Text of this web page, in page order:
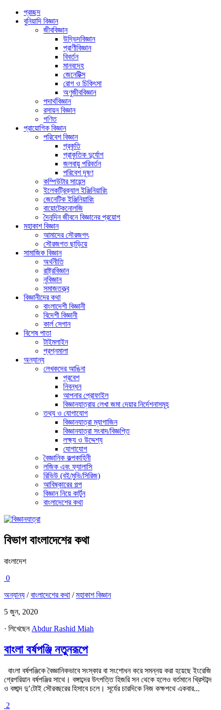
প্রচ্ছদ
বুনিয়াদি বিজ্ঞান
জীববিজ্ঞান
উদ্ভিদবিজ্ঞান
প্রাণীবিজ্ঞান
বিবর্তন
মানবদেহ
জেনেটিক্স
রোগ ও চিকিৎসা
অণুজীববিজ্ঞান
পদার্থবিজ্ঞান
রসায়ন বিজ্ঞান
গণিত
প্রায়োগিক বিজ্ঞান
পরিবেশ বিজ্ঞান
প্রকৃতি
প্রাকৃতিক দুর্যোগ
জলবায়ু পরিবর্তন
পরিবেশ দূষণ
কম্পিউটার সায়েন্স
ইলেকট্রিক্যাল ইঞ্জিনিয়ারিং
জেনেটিক ইঞ্জিনিয়ারিং
বায়োটেকনোলজি
দৈনন্দিন জীবনে বিজ্ঞানের প্রয়োগ
মহাকাশ বিজ্ঞান
আমাদের সৌরজগৎ
সৌরজগত ছাড়িয়ে
সামাজিক বিজ্ঞান
অর্থনীতি
রাষ্ট্রবিজ্ঞান
নৃবিজ্ঞান
সমাজতত্ত্ব
বিজ্ঞানীদের কথা
বাংলাদেশী বিজ্ঞানী
বিদেশী বিজ্ঞানী
কার্ল সেগান
বিশেষ পাতা
টাইমলাইন
প্রশ্নমালা
অন্যান্য
লেখকদের আঙিনা
প্রবেশ
নিবন্ধন
আপনার প্রোফাইল
বিজ্ঞানযাত্রায় লেখা জমা দেয়ার নির্দেশনাসমূহ
তথ্য ও যোগাযোগ
বিজ্ঞানযাত্রা ম্যাগাজিন
বিজ্ঞানযাত্রা সংবাদ/বিজ্ঞপ্তি
লক্ষ্য ও উদ্দেশ্য
যোগাযোগ
বৈজ্ঞানিক কল্পকাহিনী
লজিক এবং ফ্যালাসি
রিভিউ (বই/মুভি/সিরিজ)
আবিষ্কারের গল্প
বিজ্ঞান নিয়ে কার্টুন
বাংলাদেশের কথা
বিভাগবাংলাদেশের কথা
বাংলাদেশ
0
অন্যান্য /বাংলাদেশের কথা /মহাকাশ বিজ্ঞান
5 জুন, 2020
· লিখেছেন Abdur Rashid Miah
বাংলা বর্ষপঞ্জি নতুনরূপে
বাংলা বর্ষপঞ্জিকে বৈজ্ঞানিকভাবে সংস্কার বা সংশোধন করে সমন্নয় করা হয়েছে ইংরেজি
গ্রেগরিয়ান বর্ষপঞ্জির সাথে। বঙ্গাব্দের উৎপত্তি হিজরি সন থেকে হলেও বর্তমানে খ্রিস্টাব্দ
ও বঙ্গাব্দ দু’টোই সৌরবছরের হিসাবে চলে। সূর্যের চারদিকে নিজ কক্ষপথে একবার...
2